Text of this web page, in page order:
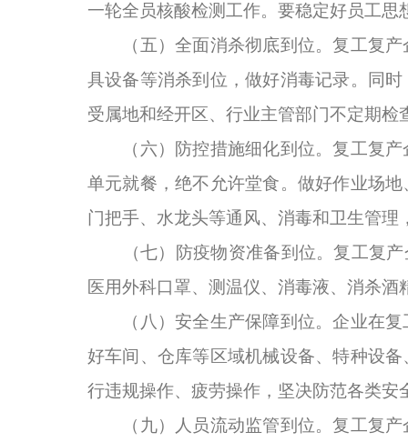
一轮全员核酸检测工作。要稳定好员工
（五）全面消杀彻底到位。复工复产
具设备等消杀到位，做好消毒记录。同
受属地和经开区、行业主管部门不定期检
（六）防控措施细化到位。复工复产
单元就餐，绝不允许堂食。做好作业场
门把手、水龙头等通风、消毒和卫生管理
（七）防疫物资准备到位。复工复产
医用外科口罩、测温仪、消毒液、消杀
（八）安全生产保障到位。企业在复
好车间、仓库等区域机械设备、特种设
行违规操作、疲劳操作，坚决防范各类安
（九）人员流动监管到位。复工复产